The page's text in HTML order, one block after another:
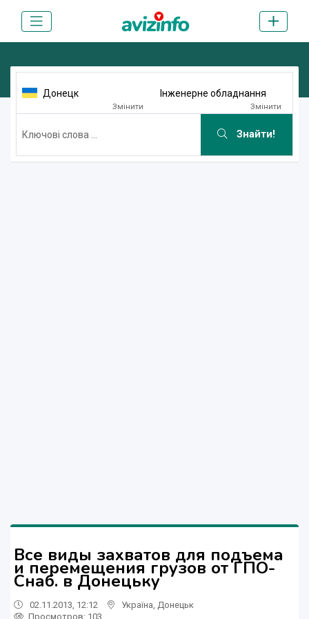
Донецк
Змінити
Інженерне обладнання
Змінити
Знайти!
Все виды захватов для подъема
и перемещения грузов от ГПО-
Снаб. в Донецьку
02.11.2013, 12:12 Україна Донецьк
Просмотров: 103